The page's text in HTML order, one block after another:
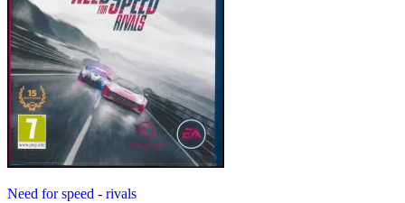
Need for speed - rivals